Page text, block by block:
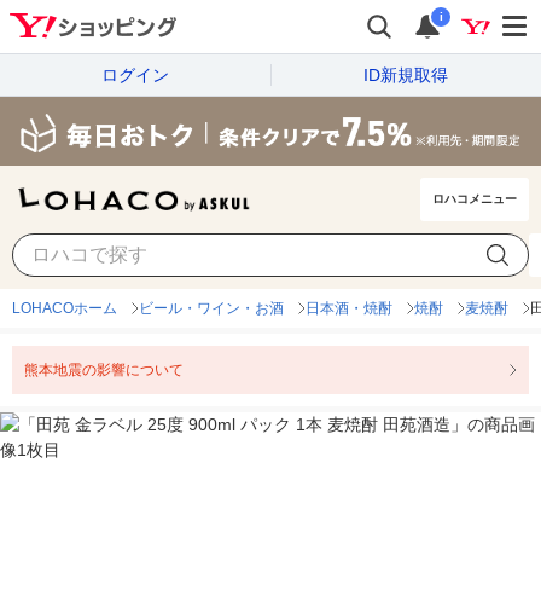
i
ログイン ID新規取得
ロハコメニュー
LOHACOホーム ビール・ワイン・お酒 日本酒・焼酎 焼酎 麦焼酎
熊本地震の影響について